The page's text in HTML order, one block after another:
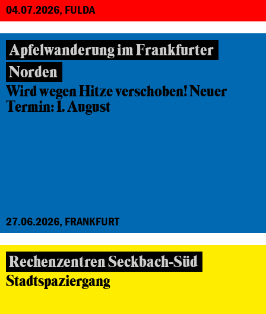
04.07.2026, FULDA
Apfelwanderung im Frankfurter
Norden
Wird wegen Hitze verschoben! Neuer
Termin: 1. August
27.06.2026, FRANKFURT
Rechenzentren Seckbach-Süd
Stadtspaziergang